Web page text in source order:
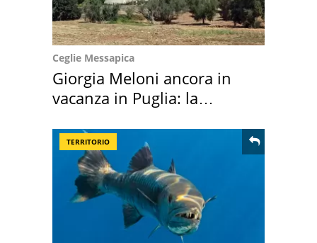
Ceglie Messapica
Giorgia Meloni ancora in
vacanza in Puglia: la
TERRITORIO